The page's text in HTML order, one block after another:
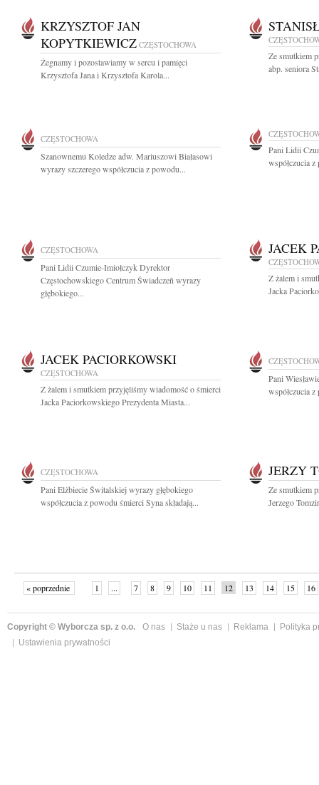
KRZYSZTOF JAN
KOPYTKIEWICZ CZĘSTOCHOWA
Żegnamy i pozostawiamy w sercu i pamięci
Krzysztofa Jana i Krzysztofa Karola...
Ze smutkiem
abp. seniora
CZĘSTOCHOWA
Szanownemu Koledze adw. Mariuszowi Białasowi
wyrazy szczerego współczucia z powodu...
Pani Lidii
współczucia
CZĘSTOCHOWA
Pani Lidii Czumie-Imiołczyk Dyrektor
Częstochowskiego Centrum Świadczeñ wyrazy
głębokiego...
JACEK
Z żalem i
Jacka
JACEK PACIORKOWSKI
CZĘSTOCHOWA
Z żalem i smutkiem przyjęliśmy wiadomość o śmierci
Jacka Paciorkowskiego Prezydenta Miasta...
Pani
współczucia
CZĘSTOCHOWA
Pani Elżbiecie Świtalskiej wyrazy głębokiego
współczucia z powodu śmierci Syna składają...
JERZY
Ze smutkiem
Jerzego
« poprzednie 1 ... 7 8 9 10 11 12 13 14 15 16
Copyright © Wyborcza sp. z o.o. O nas Staże u nas Reklama
Polityka
Ustawienia prywatności